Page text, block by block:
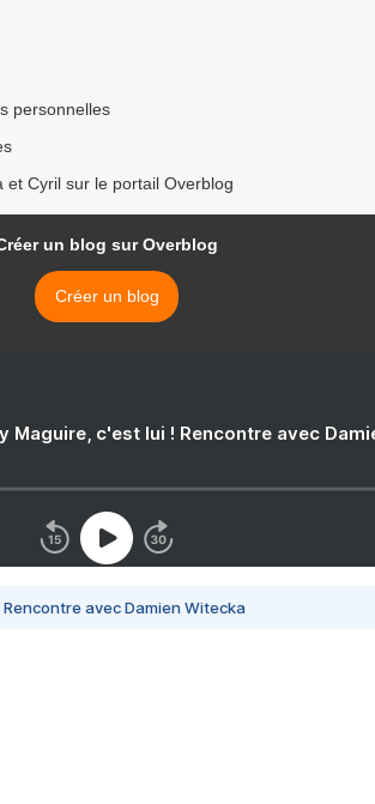
personnelles
et Cyril sur le portail Overblog
un blog sur Overblog
Créer un blog
Maguire, c'est lui ! Rencontre avec
avec Damien Witecka